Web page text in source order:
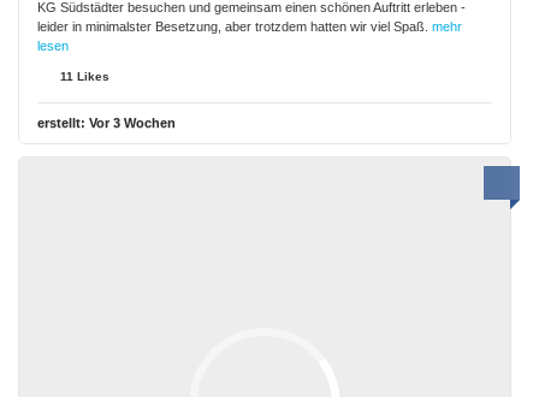
KG Südstädter besuchen und gemeinsam einen schönen Auftritt erleben -
leider in minimalster Besetzung, aber trotzdem hatten wir viel Spaß. mehr
lesen
11 Likes
erstellt: Vor 3 Wochen